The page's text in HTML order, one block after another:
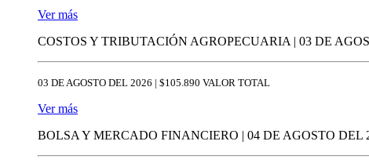
Ver más
COSTOS Y TRIBUTACIÓN AGROPECUARIA | 03 DE
03 DE AGOSTO DEL 2026 | $105.890 VALOR TOTAL
Ver más
BOLSA Y MERCADO FINANCIERO | 04 DE AGOSTO DEL